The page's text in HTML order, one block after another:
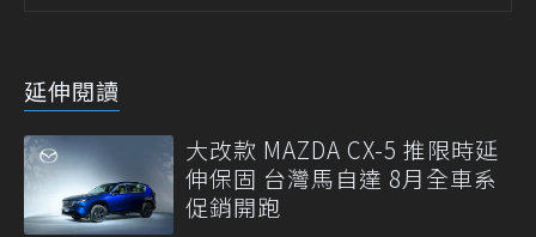
延伸閱讀
大改款 MAZDA CX-5 推限時延
伸保固 台灣馬自達 8月全車系
促銷開跑